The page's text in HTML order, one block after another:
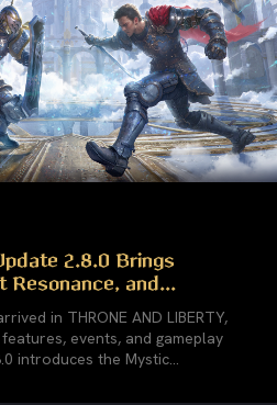
2.8.0 Brings
Resonance, and...
in THRONE AND LIBERTY,
events, and gameplay
introduces the Mystic...